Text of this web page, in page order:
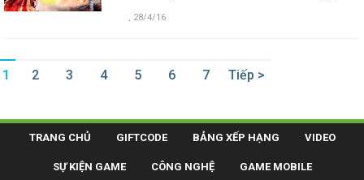
, 28/4/16
1 2 3 4 5 6 7 Tiếp >
TRANG CHỦ GIFTCODE BẢNG XẾP HẠNG VIDEO
SỰ KIỆN GAME CÔNG NGHỆ GAME MOBILE